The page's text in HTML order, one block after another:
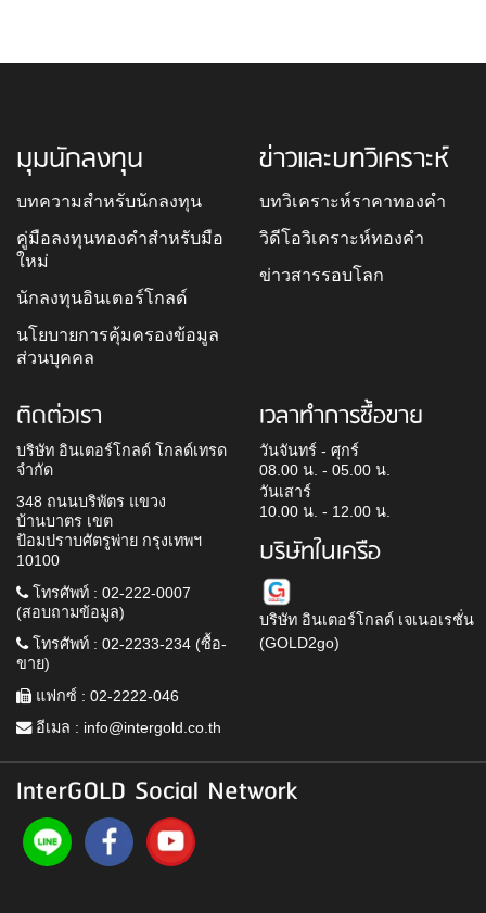
มุมนักลงทุน
บทความสำหรับนักลงทุน
คู่มือลงทุนทองคำสำหรับมือ
ใหม่
นักลงทุนอินเตอร์โกลด์
นโยบายการคุ้มครองข้อมูล
ส่วนบุคคล
ข่าวและบทวิเคราะห์
บทวิเคราะห์ราคาทองคำ
วิดีโอวิเคราะห์ทองคำ
ข่าวสารรอบโลก
ติดต่อเรา
บริษัท อินเตอร์โกลด์ โกลด์เทรด
จำกัด
348 ถนนบริพัตร แขวง
บ้านบาตร เขต
ป้อมปราบศัตรูพ่าย กรุงเทพฯ
10100
โทรศัพท์ : 02-222-0007
(สอบถามข้อมูล)
โทรศัพท์ : 02-2233-234 (ซื้อ-
ขาย)
แฟกซ์ : 02-2222-046
อีเมล : info@intergold.co.th
เวลาทำการซื้อขาย
วันจันทร์ - ศุกร์
08.00 น. - 05.00 น.
วันเสาร์
10.00 น. - 12.00 น.
บริษัทในเครือ
บริษัท อินเตอร์โกลด์ เจเนอเรชั่น
(GOLD2go)
InterGOLD Social Network